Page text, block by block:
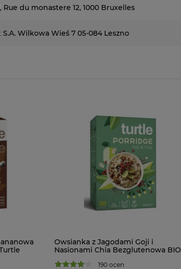
Rue du monastere 12, 1000 Bruxelles
Wilkowa Wieś 7 05-084 Leszno
Owsianka z Jagodami Goji i
Nasionami Chia Bezglutenowa BIO
190 ocen